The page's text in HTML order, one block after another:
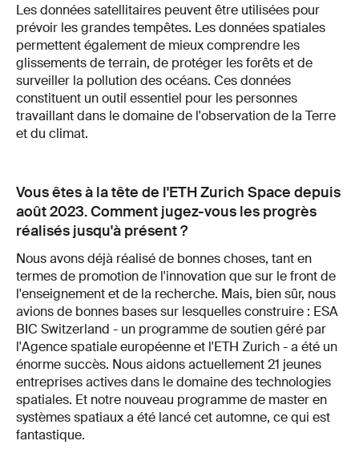
Les données satellitaires peuvent être utilisées pour
prévoir les grandes tempêtes. Les données spatiales
permettent également de mieux comprendre les
glissements de terrain, de protéger les forêts et de
surveiller la pollution des océans. Ces données
constituent un outil essentiel pour les personnes
travaillant dans le domaine de l'observation de la Terre
et du climat.
Vous êtes à la tête de l'ETH Zurich Space depuis
août 2023. Comment jugez-vous les progrès
réalisés jusqu'à présent ?
Nous avons déjà réalisé de bonnes choses, tant en
termes de promotion de l'innovation que sur le front de
l'enseignement et de la recherche. Mais, bien sûr, nous
avions de bonnes bases sur lesquelles construire : ESA
BIC Switzerland - un programme de soutien géré par
l'Agence spatiale européenne et l'ETH Zurich - a été un
énorme succès. Nous aidons actuellement 21 jeunes
entreprises actives dans le domaine des technologies
spatiales. Et notre nouveau programme de master en
systèmes spatiaux a été lancé cet automne, ce qui est
fantastique.